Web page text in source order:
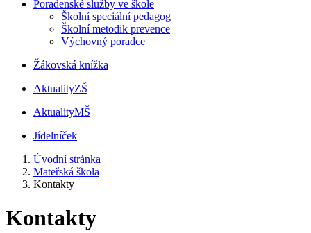
Poradenské služby ve škole
Školní speciální pedagog
Školní metodik prevence
Výchovný poradce
Žákovská knížka
AktualityZŠ
AktualityMŠ
Jídelníček
Úvodní stránka
Mateřská škola
Kontakty
Kontakty